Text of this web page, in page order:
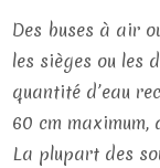
Des buses à air
les sièges ou les
quantité d’eau
60 cm maximum,
La plupart des